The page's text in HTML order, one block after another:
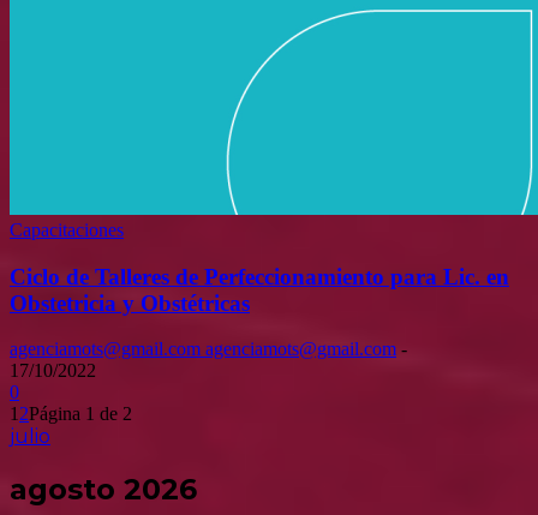
Capacitaciones
Ciclo de Talleres de Perfeccionamiento para Lic. en
Obstetricia y Obstétricas
agenciamots@gmail.com agenciamots@gmail.com -
17/10/2022
0
1 2Página 1 de 2
julio
agosto 2026